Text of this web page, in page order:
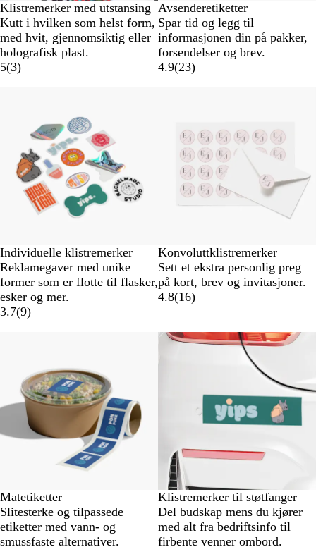
Klistremerker med utstansing
Kutt i hvilken som helst form,
med hvit, gjennomsiktig eller
holografisk plast.
5(3)
Avsenderetiketter
Spar tid og legg til
informasjonen din på pakker,
forsendelser og brev.
4.9(23)
Individuelle klistremerker
Reklamegaver med unike
former som er flotte til flasker,
esker og mer.
3.7(9)
Konvoluttklistremerker
Sett et ekstra personlig preg
på kort, brev og invitasjoner.
4.8(16)
Matetiketter
Slitesterke og tilpassede
etiketter med vann- og
smussfaste alternativer.
Nye alternativer
Klistremerker til støtfanger
Del budskap mens du kjører
med alt fra bedriftsinfo til
firbente venner ombord.